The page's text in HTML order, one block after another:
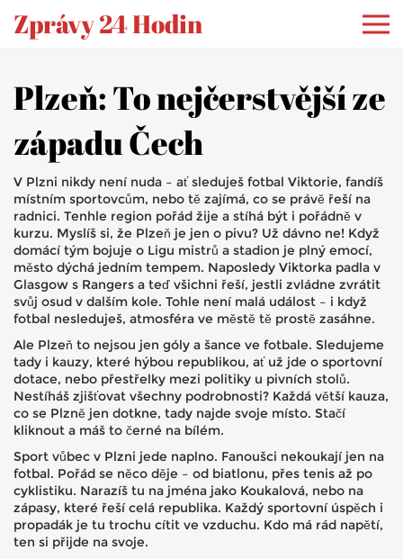
Zprávy 24 Hodin
Plzeň: To nejčerstvější ze
západu Čech
V Plzni nikdy není nuda – ať sleduješ fotbal Viktorie, fandíš
místním sportovcům, nebo tě zajímá, co se právě řeší na
radnici. Tenhle region pořád žije a stíhá být i pořádně v
kurzu. Myslíš si, že Plzeň je jen o pivu? Už dávno ne! Když
domácí tým bojuje o Ligu mistrů a stadion je plný emocí,
město dýchá jedním tempem. Naposledy Viktorka padla v
Glasgow s Rangers a teď všichni řeší, jestli zvládne zvrátit
svůj osud v dalším kole. Tohle není malá událost – i když
fotbal nesleduješ, atmosféra ve městě tě prostě zasáhne.
Ale Plzeň to nejsou jen góly a šance ve fotbale. Sledujeme
tady i kauzy, které hýbou republikou, ať už jde o sportovní
dotace, nebo přestřelky mezi politiky u pivních stolů.
Nestíháš zjišťovat všechny podrobnosti? Každá větší kauza,
co se Plzně jen dotkne, tady najde svoje místo. Stačí
kliknout a máš to černé na bílém.
Sport vůbec v Plzni jede naplno. Fanoušci nekoukají jen na
fotbal. Pořád se něco děje – od biatlonu, přes tenis až po
cyklistiku. Narazíš tu na jména jako Koukalová, nebo na
zápasy, které řeší celá republika. Každý sportovní úspěch i
propadák je tu trochu cítit ve vzduchu. Kdo má rád napětí,
ten si přijde na svoje.